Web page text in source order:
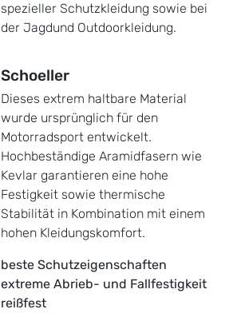
spezieller Schutzkleidung sowie bei
der Jagdund Outdoorkleidung.
Schoeller
Dieses extrem haltbare Material
wurde ursprünglich für den
Motorradsport entwickelt.
Hochbeständige Aramidfasern wie
Kevlar garantieren eine hohe
Festigkeit sowie thermische
Stabilität in Kombination mit einem
hohen Kleidungskomfort.
beste Schutzeigenschaften
extreme Abrieb- und Fallfestigkeit
reißfest